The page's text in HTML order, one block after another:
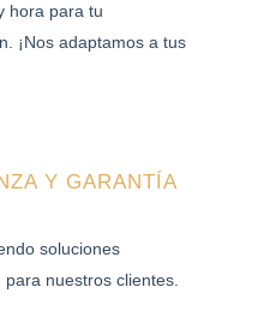
hora para tu
¡Nos adaptamos a tus
Y GARANTÍA
soluciones
nuestros clientes.